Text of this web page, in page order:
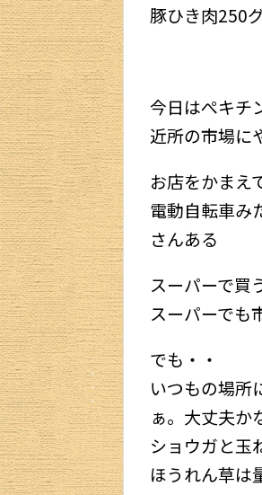
豚ひき肉250
今日はぺキチ
近所の市場に
お店をかまえ
電動自転車み
さんある
スーパーで買
スーパーでも
でも・・
いつもの場所
ぁ。大丈夫か
ショウガと玉
ほうれん草は